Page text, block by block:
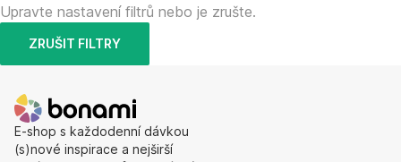
Upravte nastavení filtrů nebo je zrušte.
ZRUŠIT FILTRY
E-shop s každodenní dávkou
(s)nové inspirace a nejširší